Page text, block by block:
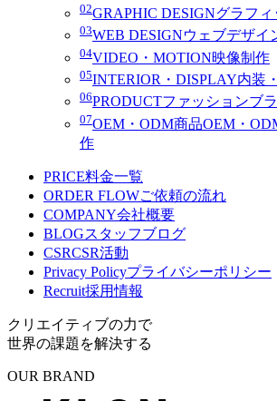
02GRAPHIC DESIGNグラフ
03WEB DESIGNウェブデザイ
04VIDEO・MOTION映像制作
05INTERIOR・DISPLAY内装
06PRODUCTファッションブ
07OEM・ODM商品OEM・
作
PRICE料金一覧
ORDER FLOWご依頼の流れ
COMPANY会社概要
BLOGスタッフブログ
CSRCSR活動
Privacy Policyプライバシーポリシー
Recruit採用情報
クリエイティブの力で
世界の課題を解決する
OUR BRAND